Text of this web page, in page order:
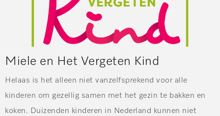
Miele en Het Vergeten Kind
Helaas is het alleen niet vanzelfsprekend voor alle
kinderen om gezellig samen met het gezin te bakken en
koken. Duizenden kinderen in Nederland kunnen niet